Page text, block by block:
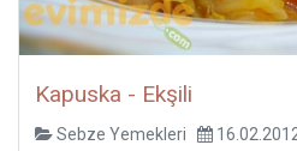
Kapuska - Ekşili
Sebze Yemekleri